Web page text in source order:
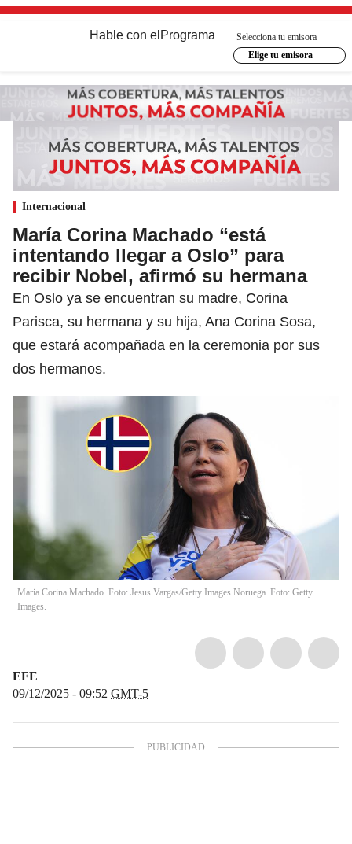
Hable con el Programa
Selecciona tu emisora
Elige tu emisora
Internacional
María Corina Machado “está
intentando llegar a Oslo” para
recibir Nobel, afirmó su hermana
En Oslo ya se encuentran su madre, Corina
Parisca, su hermana y su hija, Ana Corina Sosa,
que estará acompañada en la ceremonia por sus
dos hermanos.
Maria Corina Machado. Foto: Jesus Vargas/Getty Images Noruega. Foto: Getty
Images.
EFE
09/12/2025 - 09:52 GMT-5